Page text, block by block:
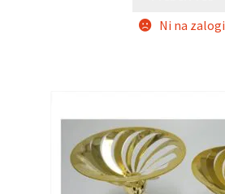
€55.00.
Ni na zalogi